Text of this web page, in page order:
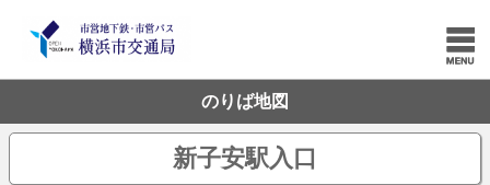
のりば地図
新子安駅入口